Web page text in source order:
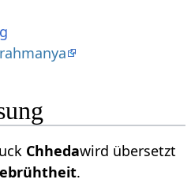
Chhedawird übersetzt
.